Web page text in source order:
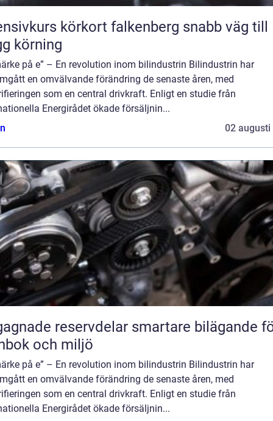
körkort falkenberg snabb väg till
körning
på e” – En revolution inom bilindustrin Bilindustrin har
en omvälvande förändring de senaste åren, med
som en central drivkraft. Enligt en studie från
Energirådet ökade försäljnin...
02 augusti
reservdelar smartare bilägande för
och miljö
på e” – En revolution inom bilindustrin Bilindustrin har
en omvälvande förändring de senaste åren, med
som en central drivkraft. Enligt en studie från
Energirådet ökade försäljnin...